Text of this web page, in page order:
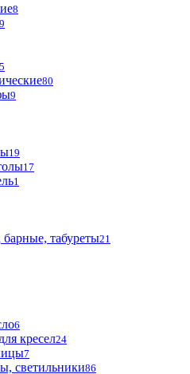
8
5
80
9
19
17
1
табуреты21
6
кресел24
7
светильники86